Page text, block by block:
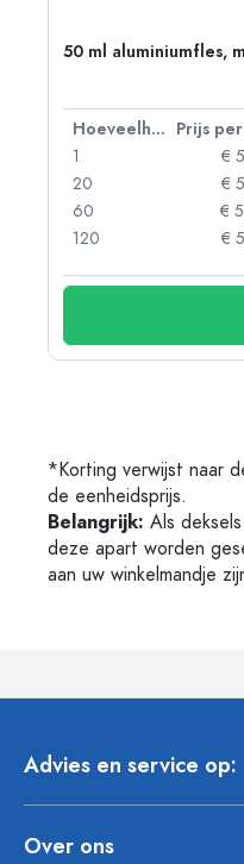
50 ml aluminiumfles,
Hoeveelheid
1
€
20
€
60
€
120
€
*Korting verwijst naar
de eenheidsprijs.
Belangrijk: Als
deze apart worden
aan uw winkelmandje
Advies en service op:
Over ons